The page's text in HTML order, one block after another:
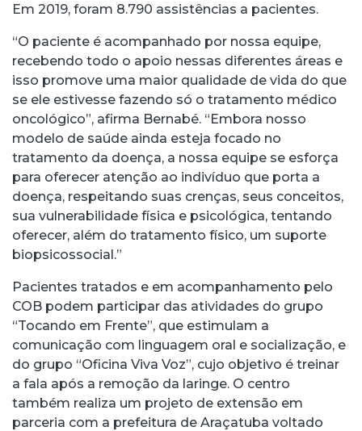
Em 2019, foram 8.790 assistências a pacientes.
“O paciente é acompanhado por nossa equipe,
recebendo todo o apoio nessas diferentes áreas e
isso promove uma maior qualidade de vida do que
se ele estivesse fazendo só o tratamento médico
oncológico”, afirma Bernabé. “Embora nosso
modelo de saúde ainda esteja focado no
tratamento da doença, a nossa equipe se esforça
para oferecer atenção ao indivíduo que porta a
doença, respeitando suas crenças, seus conceitos,
sua vulnerabilidade física e psicológica, tentando
oferecer, além do tratamento físico, um suporte
biopsicossocial.”
Pacientes tratados e em acompanhamento pelo
COB podem participar das atividades do grupo
“Tocando em Frente”, que estimulam a
comunicação com linguagem oral e socialização, e
do grupo “Oficina Viva Voz”, cujo objetivo é treinar
a fala após a remoção da laringe. O centro
também realiza um projeto de extensão em
parceria com a prefeitura de Araçatuba voltado